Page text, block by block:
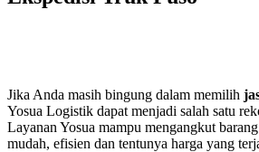
Jika Anda masih bingung dalam memilih
Yosua Logistik dapat menjadi salah satu
Layanan Yosua mampu mengangkut
mudah, efisien dan tentunya harga yang